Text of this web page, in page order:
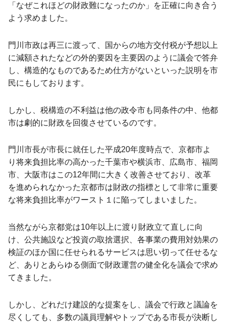
「なぜこれほどの財政難になったのか」を正確に向き合う
よう求めました。
門川市政は再三に渡って、国からの地方交付税が予想以上
に減額されたなどの外的要因を主要因のように議会で答弁
し、構造的なものであるため仕方がないといった説明を市
民にもしております。
しかし、税構造の不利益は他の政令市も同条件の中、他都
市は劇的に財政を回復させているのです。
門川市長が市長に就任した平成20年度時点で、京都市よ
り将来負担比率の高かった千葉市や横浜市、広島市、福岡
市、大阪市はこの12年間に大きく改善させており、改革
を進められなかった京都市は財政の指標として非常に重要
な将来負担比率がワースト１に陥ってしまいました。
当然ながら京都党は10年以上に渡り財政立て直しに向
け、公共施設など投資の取捨選択、各事業の費用対効果の
検証のほか国に任せられるサービスは思い切って任せるな
ど、ありとあらゆる側面で財政運営の健全化を議会で求め
てきました。
しかし、どれだけ建設的な提案をし、議会で行政と議論を
尽くしても、多数の議員理解やトップである市長が決断し